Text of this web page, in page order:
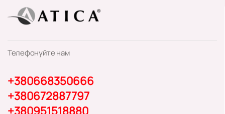
Телефонуйте нам
+380668350666
+380672887797